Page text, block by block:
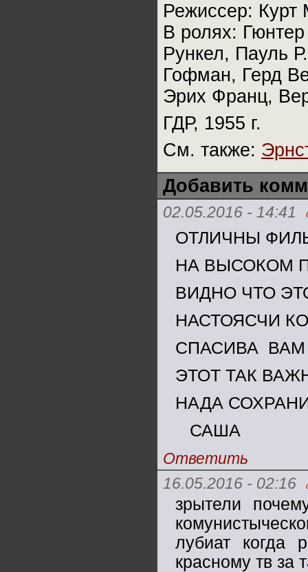
Режиссер: Курт
В ролях:
Рункел, Пауль
Гофман, Герд
Эрих Франц,
ГДР, 1955 г.
См. также:
Добавить
02.05.2016 - 14:41
ОТЛИЧНЫ
НА ВЫСОКОМ
ВИДНО ЧТО
НАСТОЯСЧИ
СПАСИВА ВАМ
ЭТОТ ТАК
НАДА
САША
Ответить
16.05.2016 - 02:16
зрытели
лубиат когда
красному тв за